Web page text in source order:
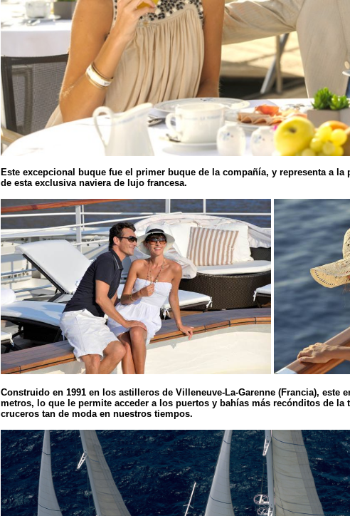
Este excepcional buque fue el primer buque de la compañía, y representa a
de esta exclusiva naviera de lujo francesa.
Construido en 1991 en los astilleros de Villeneuve-La-Garenne (Francia), este
metros, lo que le permite acceder a los puertos y bahías más recónditos de la
cruceros tan de moda en nuestros tiempos.